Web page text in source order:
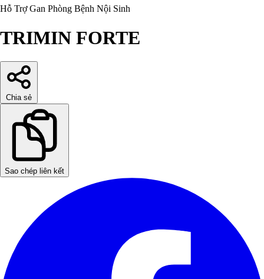
Hỗ Trợ Gan Phòng Bệnh Nội Sinh
TRIMIN FORTE
Chia sẻ
Sao chép liên kết